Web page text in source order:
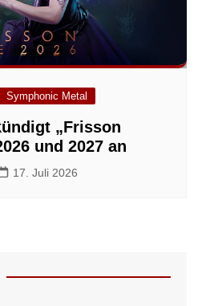
Symphonic Metal
„Frisson
und 2027 an
17. Juli 2026